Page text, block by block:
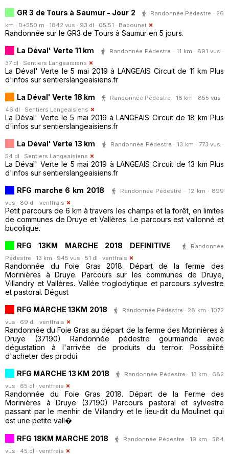
GR 3 de Tours à Saumur - Jour 2
Randonnée Pédestre · 26
km · D+550 m · 1842 vus · 93 dl · 05:51 · Babounet
Randonnée sur le GR3 de Tours à Saumur en 5 jours.
La Déval' Verte 11 km
Randonnée Pédestre · 11 km · 891 vus ·
37 dl · Sentiers Langeaisiens
La Déval' Verte le 5 mai 2019 à LANGEAIS Circuit de 11 km Plus
d'infos sur sentierslangeaisiens.fr
La Déval' Verte 18 km
Randonnée Pédestre · 18 km · 855 vus ·
46 dl · Sentiers Langeaisiens
La Déval' Verte le 5 mai 2019 à LANGEAIS Circuit de 18 km Plus
d'infos sur sentierslangeaisiens.fr
La Déval' Verte 13 km
Randonnée Pédestre · 13 km · 773 vus ·
54 dl · Sentiers Langeaisiens
La Déval' Verte le 5 mai 2019 à LANGEAIS Circuit de 13 km Plus
d'infos sur sentierslangeaisiens.fr
RFG marche 6 km 2018
Randonnée Pédestre · 12 km · 899
vus · 80 dl · ventfrais
Petit parcours de 6 km à travers les champs et la forêt, en limites
de communes de Druye et Vallères. Le parcours est vallonné et
bucolique.
RFG 13KM MARCHE 2018 DEFINITIVE
Randonnée
Pédestre · 13 km · 945 vus · 51 dl · ventfrais
Randonnée du Foie Gras 2018. Départ de la ferme des
Morinières à Druye. Parcours sur les communes de Druye,
Villandry et Vallères. Vallée troglodytique et parcours sylvestre
et pastoral. Dégust
RFG MARCHE 13KM 2018
Randonnée Pédestre · 28 km · 1072
vus · 69 dl · ventfrais
Randonnée du Foie Gras au départ de la ferme des Morinières à
Druye (37190) Randonnée pédestre gourmande avec
dégustation à l'arrivée de produits du terroir. Possibilité
d'acheter des produi
RFG MARCHE 13 KM 2018
Randonnée Pédestre · 13 km · 682
vus · 65 dl · ventfrais
Randonnée du Foie Gras 2018. Départ de la Ferme des
Morinières à Druye (37190) Parcours pastoral et sylvestre
passant par le menhir de Villandry et le lieu-dit du Moulinet qui
est une petite vall�
RFG 18KM MARCHE 2018
Randonnée Pédestre · 19 km · 584
vus · 45 dl · ventfrais